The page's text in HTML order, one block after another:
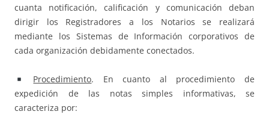
cuanta notificación, calificación y comunicación deban
dirigir los Registradores a los Notarios se realizará
mediante los Sistemas de Información corporativos de
cada organización debidamente conectados.
Procedimiento. En cuanto al procedimiento de
expedición de las notas simples informativas, se
caracteriza por: